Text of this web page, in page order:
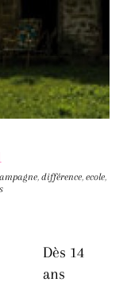
,différence,ecole,
Dès 14
ans